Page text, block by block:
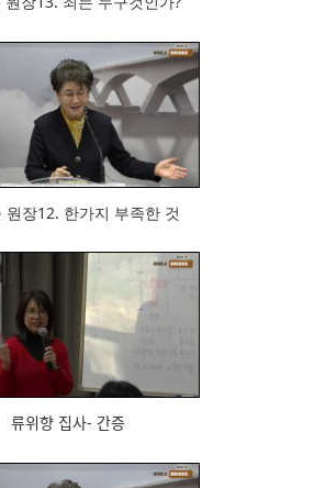
12. 한가지 부족한 것
류위향 집사- 간증